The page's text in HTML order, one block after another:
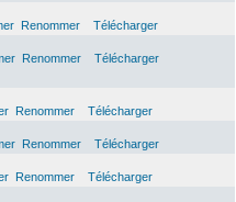
Renommer
Télécharger
Renommer
Télécharger
Renommer
Télécharger
Renommer
Télécharger
Renommer
Télécharger